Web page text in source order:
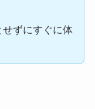
ずにすぐに体